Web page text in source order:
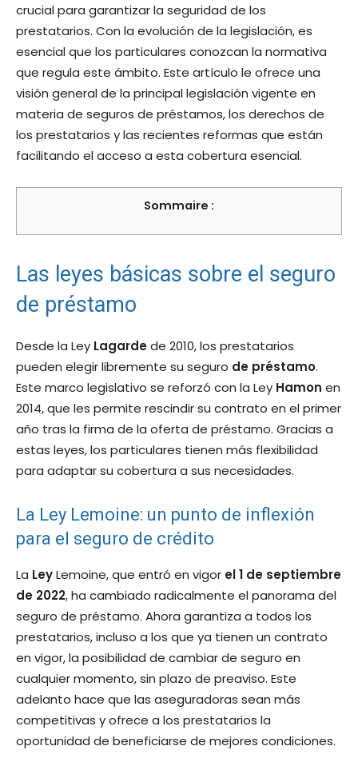
crucial para garantizar la seguridad de los
prestatarios. Con la evolución de la legislación, es
esencial que los particulares conozcan la normativa
que regula este ámbito. Este artículo le ofrece una
visión general de la principal legislación vigente en
materia de seguros de préstamos, los derechos de
los prestatarios y las recientes reformas que están
facilitando el acceso a esta cobertura esencial.
Sommaire :
Las leyes básicas sobre el seguro
de préstamo
Desde la Ley Lagardede 2010, los prestatarios
pueden elegir libremente su seguro de préstamo.
Este marco legislativo se reforzó con la Ley Hamon en
2014, que les permite rescindir su contrato en el primer
año tras la firma de la oferta de préstamo. Gracias a
estas leyes, los particulares tienen más flexibilidad
para adaptar su cobertura a sus necesidades.
La Ley Lemoine: un punto de inflexión
para el seguro de crédito
La LeyLemoine, que entró en vigor el 1 de septiembre
de 2022, ha cambiado radicalmente el panorama del
seguro de préstamo. Ahora garantiza a todos los
prestatarios, incluso a los que ya tienen un contrato
en vigor, la posibilidad de cambiar de seguro en
cualquier momento, sin plazo de preaviso. Este
adelanto hace que las aseguradoras sean más
competitivas y ofrece a los prestatarios la
oportunidad de beneficiarse de mejores condiciones.